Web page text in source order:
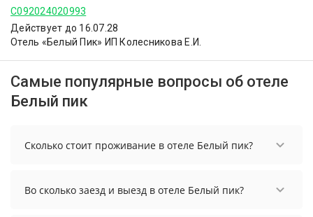
С092024020993
Действует до 16.07.28
Отель «Белый Пик» ИП Колесникова Е.И.
Самые популярные вопросы об отеле
Белый пик
Сколько стоит проживание в отеле Белый пик?
в отеле Белый пик, выберите нужные даты и
количество гостей.
Во сколько заезд и выезд в отеле Белый пик?